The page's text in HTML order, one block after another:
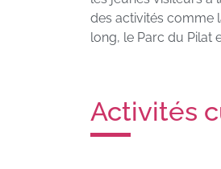
des activités comme
long, le Parc du Pilat
Activités